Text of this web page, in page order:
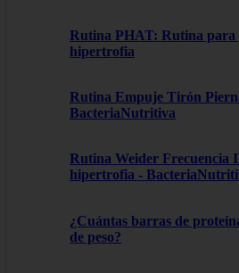
Rutina PHAT: Rutina para
hipertrofia
Rutina Empuje Tirón
BacteriaNutritiva
Rutina Weider Frecuencia
hipertrofia -
¿Cuántas barras de
de peso?